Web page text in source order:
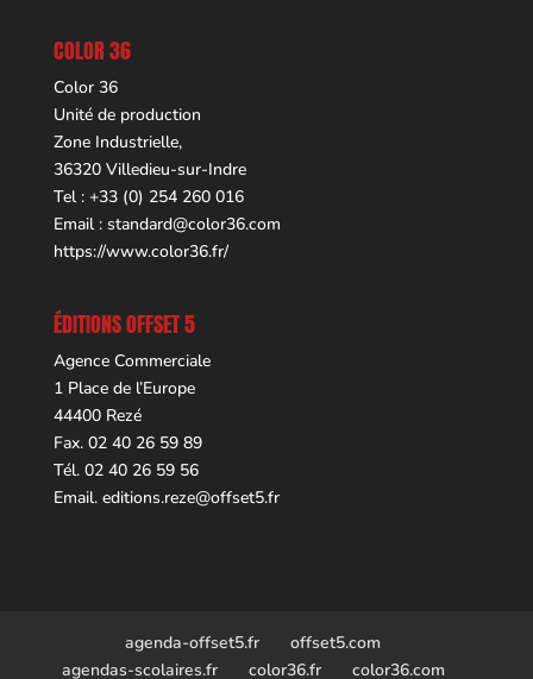
COLOR 36
Color 36
Unité de production
Zone Industrielle,
36320 Villedieu-sur-Indre
Tel : +33 (0) 254 260 016
Email : standard@color36.com
https://www.color36.fr/
ÉDITIONS OFFSET 5
Agence Commerciale
1 Place de l’Europe
44400 Rezé
Fax. 02 40 26 59 89
Tél. 02 40 26 59 56
Email. editions.reze@offset5.fr
agenda-offset5.fr
offset5.com
agendas-scolaires.fr
color36.fr color36.com